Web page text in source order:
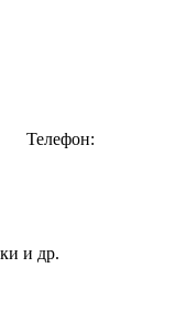
Телефон:
и др.